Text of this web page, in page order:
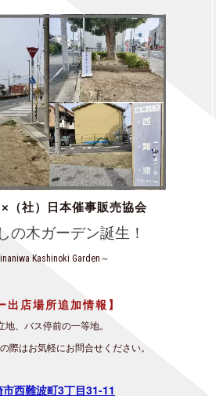
（社）日本催事販売協会
の木ガーデン誕生！
Kashinoki Garden～
出店場所追加情報】
地、バス停前の一等地。
際はお気軽にお問合せください。
西難波町3丁目31-11